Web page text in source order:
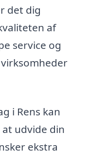
det dig
af
service og
i Rens kan
udvide din
ekstra